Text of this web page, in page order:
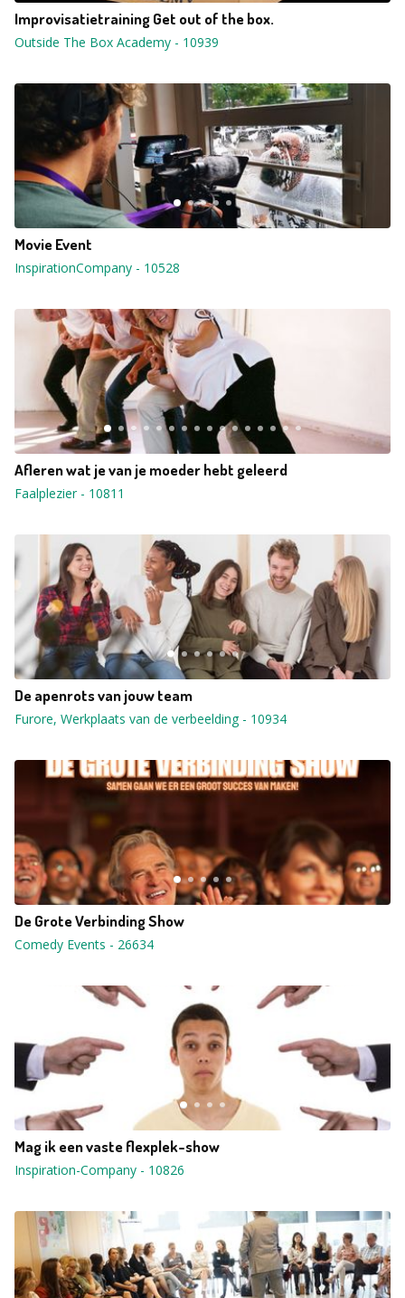
Improvisatietraining Get out of the box.
Outside The Box Academy - 10939
Movie Event
InspirationCompany - 10528
Afleren wat je van je moeder hebt geleerd
Faalplezier- 10811
De apenrots van jouw team
Furore, Werkplaats van de verbeelding- 10934
De Grote Verbinding Show
Comedy Events - 26634
Mag ik een vaste flexplek-show
Inspiration-Company - 10826